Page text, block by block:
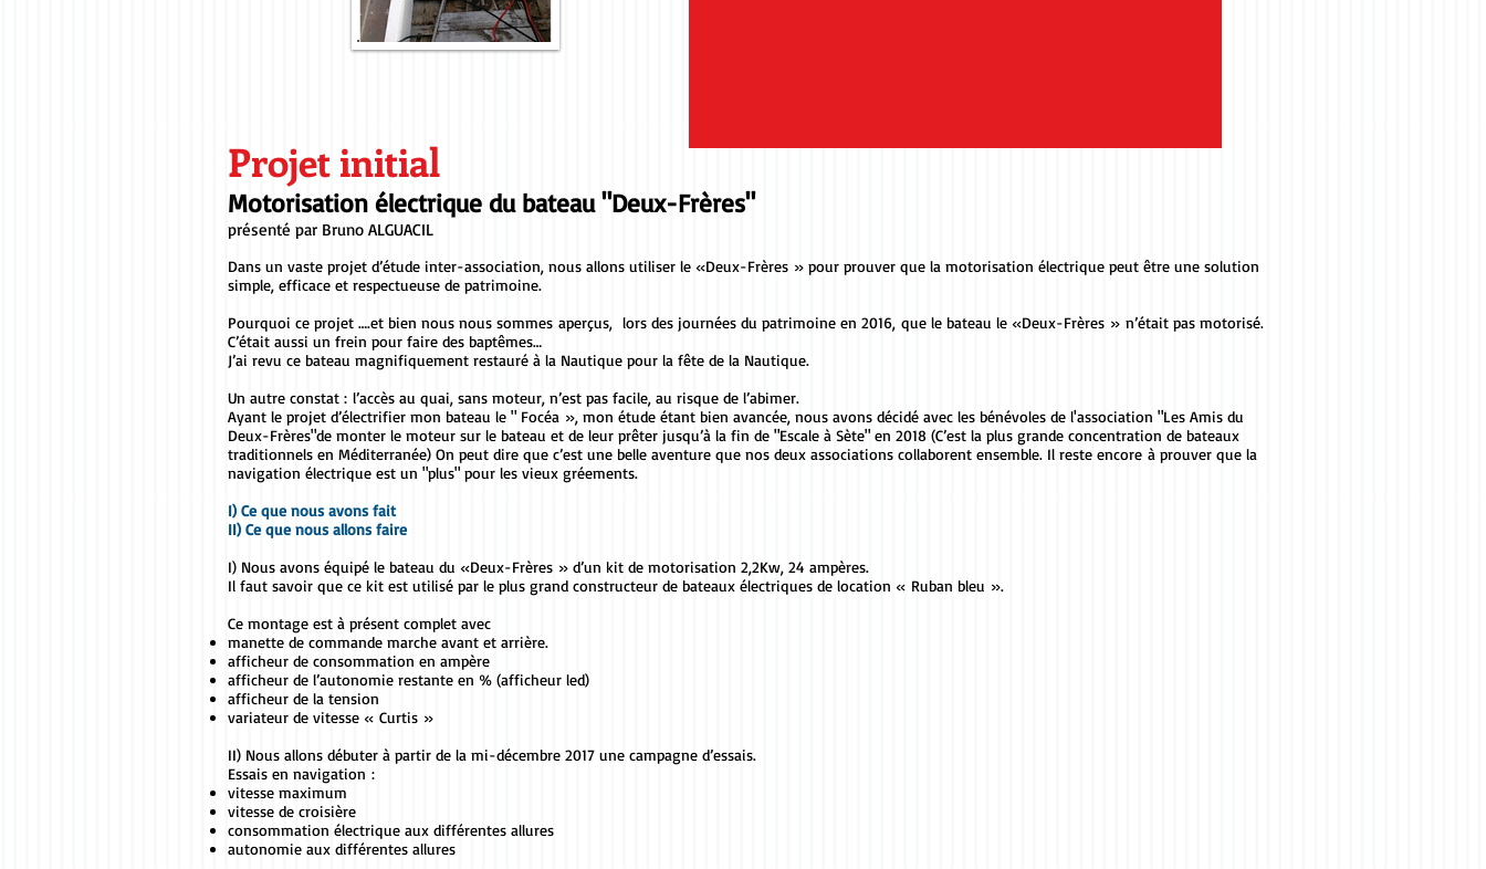
Projet initial
Motorisation électrique du bateau "Deux-Frères"
présenté par Bruno ALGUACIL
Dans un vaste projet d’étude inter-association, nous allons utiliser le «Deux-Frères » pour prouver que la motorisation électrique peut être une solution
simple, efficace et respectueuse de patrimoine.
Pourquoi ce projet ….et bien nous nous sommes aperçus, lors des journées du patrimoine en 2016, que le bateau le «Deux-Frères » n’était pas motorisé.
C’était aussi un frein pour faire des baptêmes…
J’ai revu ce bateau magnifiquement restauré à la Nautique pour la fête de la Nautique.
Un autre constat : l’accès au quai, sans moteur, n’est pas facile, au risque de l’abimer.
Ayant le projet d’électrifier mon bateau le " Focéa », mon étude étant bien avancée, nous avons décidé avec les bénévoles de l'association "Les Amis du
Deux-Frères"de monter le moteur sur le bateau et de leur prêter jusqu’à la fin de "Escale à Sète" en 2018 (C’est la plus grande concentration de bateaux
traditionnels en Méditerranée) On peut dire que c’est une belle aventure que nos deux associations collaborent ensemble. Il reste encore à prouver que la
navigation électrique est un "plus" pour les vieux gréements.
I) Ce que nous avons fait
II) Ce que nous allons faire
I) Nous avons équipé le bateau du «Deux-Frères » d’un kit de motorisation 2,2Kw, 24 ampères.
Il faut savoir que ce kit est utilisé par le plus grand constructeur de bateaux électriques de location « Ruban bleu ».
Ce montage est à présent complet avec
manette de commande marche avant et arrière.
afficheur de consommation en ampère
afficheur de l’autonomie restante en % (afficheur led)
afficheur de la tension
variateur de vitesse « Curtis »
II) Nous allons débuter à partir de la mi-décembre 2017 une campagne d’essais.
Essais en navigation :
vitesse maximum
vitesse de croisière
consommation électrique aux différentes allures
autonomie aux différentes allures